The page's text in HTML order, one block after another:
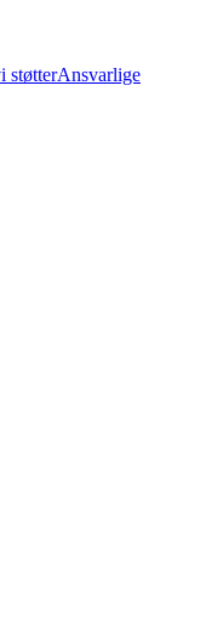
støtterAnsvarlige